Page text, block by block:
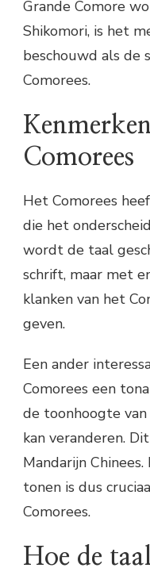
Grande Comore
Shikomori, is het
beschouwd als de
Comorees.
Comorees
Het Comorees
die het
wordt de taal
schrift, maar met
klanken van het
geven.
Een ander
Comorees een
de toonhoogte
kan veranderen.
Mandarijn
tonen is dus
Comorees.
Hoe de